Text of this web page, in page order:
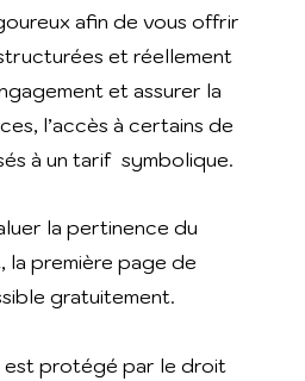
afin de vous offrir
et réellement
et assurer la
l’accès à certains de
à un tarif symbolique.
la pertinence du
première page de
gratuitement.
est protégé par le droit